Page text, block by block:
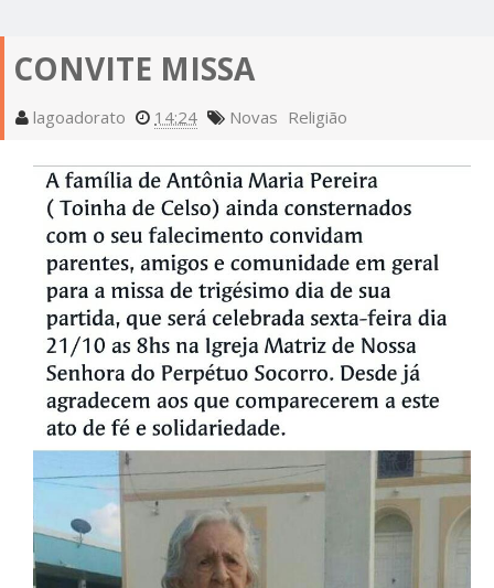
CONVITE MISSA
lagoadorato 14:24 Novas Religião